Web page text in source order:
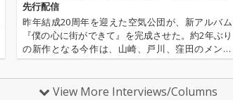
先行配信
昨年結成20周年を迎えた空気公団が、新アルバム
『僕の心に街ができて』を完成させた。約2年ぶり
の新作となる今作は、山崎、戸川、窪田のメンバ
ー3人で制作、演奏、録音、ミックスまで手掛けた
んな今作をOTOTOYではCD…
View More Interviews/Columns